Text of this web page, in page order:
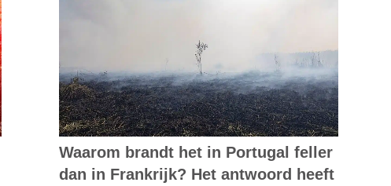
Waarom brandt het in Portugal feller
dan in Frankrijk? Het antwoord heeft